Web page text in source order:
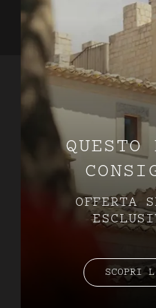
QUESTO
CONSI
OFFERTA S
ESCLUSI
SCOPRI